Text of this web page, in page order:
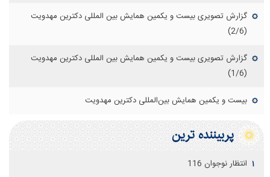
گزارش تصویری بیست و یکمین همایش بین المللی دکترین مهدویت
(2/6)
گزارش تصویری بیست و یکمین همایش بین المللی دکترین مهدویت
(1/6)
بیست و یکمین همایش بین‌المللی دکترین مهدویت
پربيننده ترين
۱ انتظار نوجوان 116